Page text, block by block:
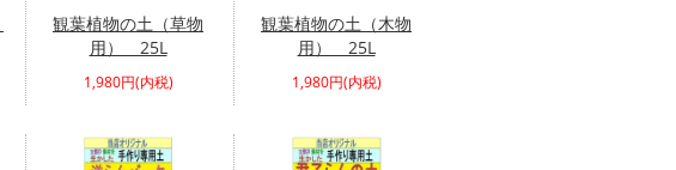
観葉植物の土（草物
用） 25L
1,980円(内税)
観葉植物の土（木物
用） 25L
1,980円(内税)